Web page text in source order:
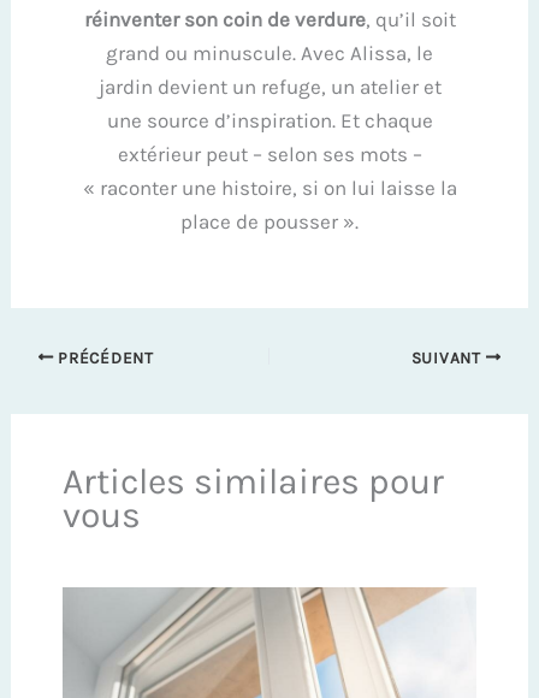
réinventer son coin de verdure, qu’il soit
grand ou minuscule. Avec Alissa, le
jardin devient un refuge, un atelier et
une source d’inspiration. Et chaque
extérieur peut – selon ses mots –
« raconter une histoire, si on lui laisse la
place de pousser ».
PRÉCÉDENT SUIVANT
Articles similaires pour
vous